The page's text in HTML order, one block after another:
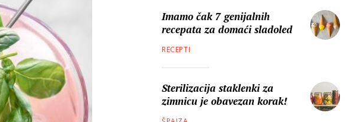
Imamo čak 7 genijalnih
recepata za domaći sladoled
RECEPTI
Sterilizacija staklenki za
zimnicu je obavezan korak!